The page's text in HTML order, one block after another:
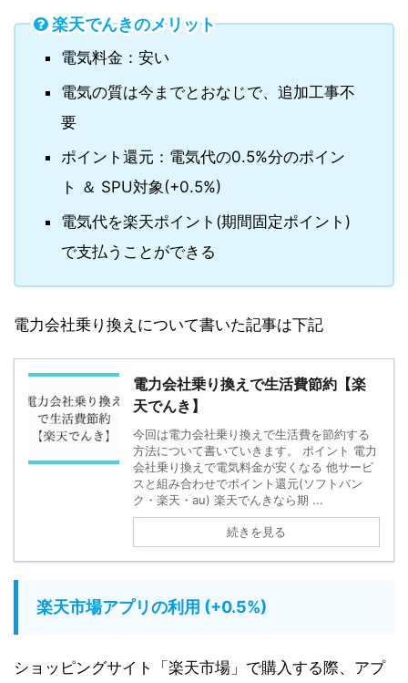
楽天でんきのメリット
電気料金：安い
電気の質は今までとおなじで、追加工事不
要
ポイント還元：電気代の0.5%分のポイン
ト ＆ SPU対象(+0.5%)
電気代を楽天ポイント(期間固定ポイント)
で支払うことができる
電力会社乗り換えについて書いた記事は下記
電力会社乗り換えで生活費節約【楽
天でんき】
今回は電力会社乗り換えで生活費を節約する
方法について書いていきます。 ポイント 電力
会社乗り換えで電気料金が安くなる 他サービ
スと組み合わせでポイント還元(ソフトバン
ク・楽天・au) 楽天でんきなら期 ...
続きを見る
楽天市場アプリの利用 (+0.5%)
ショッピングサイト「楽天市場」で購入する際、アプ